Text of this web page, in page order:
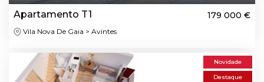
Apartamento T1 179 000 €
Vila Nova De Gaia > Avintes
Novidade
Destaque